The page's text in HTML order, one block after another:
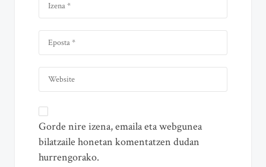
Gorde nire izena, emaila eta webgunea
bilatzaile honetan komentatzen dudan
hurrengorako.